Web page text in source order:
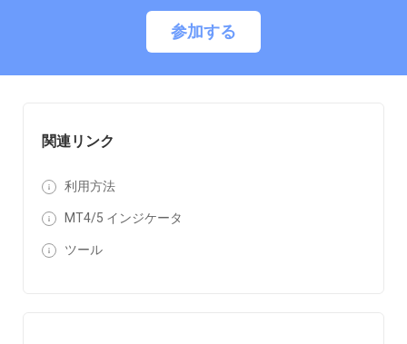
関連リンク
利用方法
MT4/5 インジケータ
ツール
参加する